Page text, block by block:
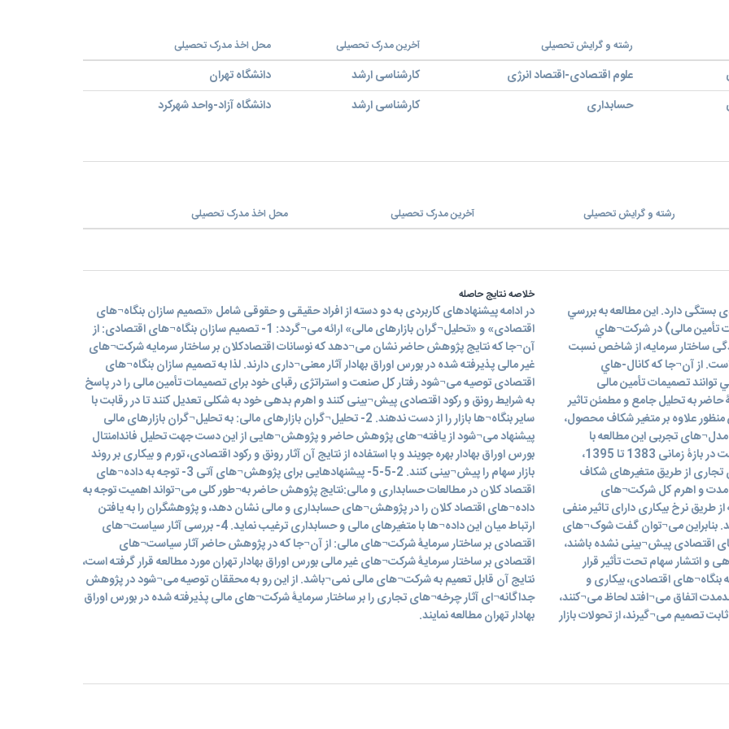
رشته و گرایش تحصیلی آخرین مدرک تحصیلی محل اخذ مدرک تحصیلی
علوم اقتصادی-اقتصاد انرژی کارشناسی ارشد
دانشگاه تهران
حسابداری کارشناسی ارشد دانشگاه آزاد-واحد شهرکرد
رشته و گرایش تحصیلی آخرین مدرک تحصیلی محل اخذ مدرک تحصیلی
بستگی دارد. اين مطالعه به بررسي
تأمین مالی) در شركت¬هاي
ساختار سرمایه، از شاخص نسبت
از آن¬جا كه كانال-هاي
تصمیمات تأمین مالی
به تحليل جامع و مطمئن تاثير
علاوه بر متغیر شکاف محصول،
تجربی این مطالعه با
استفاده از تكنيكهای اقتصادسنجي داده هاي پانل برای 168 شرکت در بازۀ زمانی 1383 تا 1395،
تجاری از طریق متغیرهای شکاف
و اهرم کل شرکت¬های
طریق نرخ بیکاری دارای تاثیر منفی
بنابراین می¬توان گفت شوک¬های
اقتصادی پیش¬بینی نشده باشند،
و انتشار سهام تحت تأثیر قرار
اقتصادی، بیکاری و
اتفاق می¬افتد لحاظ می¬کنند،
تصمیم می¬گیرند، از تحولات بازار
خلاصه نتایج حاصله
در ادامه پیشنهادهای کاربردی به دو دسته از افراد حقیقی و حقوقی شامل «تصمیم سازان بنگاه¬های
اقتصادی» و «تحلیل¬گران بازارهای مالی» ارائه می¬گردد: 1- تصمیم سازان بنگاه¬های اقتصادی: از
آن¬جا که نتایج پژوهش حاضر نشان می¬دهد که نوسانات اقتصادکلان بر ساختار سرمایه شرکت¬های
غیر مالی پذیرفته شده در بورس اوراق بهادار آثار معنی¬داری دارند. لذا به تصمیم سازان بنگاه¬های
اقتصادی توصیه می¬شود رفتار کل صنعت و استراتژی رقبای خود برای تصمیمات تأمین مالی را در پاسخ
به شرایط رونق و رکود اقتصادی پیش¬بینی کنند و اهرم بدهی خود به شکلی تعدیل کنند تا در رقابت با
سایر بنگاه¬ها بازار را از دست ندهند. 2- تحلیل¬گران بازارهای مالی: به تحلیل¬گران بازارهای مالی
پیشنهاد می¬شود از یافته¬های پژوهش حاضر و پژوهش¬هایی از این دست جهت تحلیل فاندامنتال
بورس اوراق بهادار بهره جویند و با استفاده از نتایج آن آثار رونق و رکود اقتصادی، تورم و بیکاری بر روند
بازار سهام را پیش¬بینی کنند. 2-5-5- پیشنهادهایی برای پژوهش¬های آتی 3- توجه به داده¬های
اقتصاد کلان در مطالعات حسابداری و مالی:نتایج پژوهش حاضر به¬طور کلی می¬تواند اهمیت توجه به
داده¬های اقتصاد کلان را در پژوهش¬های حسابداری و مالی نشان دهد، و پژوهشگران را به یافتن
ارتباط میان این داده¬ها با متغیرهای مالی و حسابداری ترغیب نماید. 4- بررسی آثار سیاست¬های
اقتصادی بر ساختار سرمایۀ شرکت¬های مالی: از آن¬جا که در پژوهش حاضر آثار سیاست¬های
اقتصادی بر ساختار سرمایۀ شرکت¬های غیر مالی بورس اوراق بهادار تهران مورد مطالعه قرار گرفته است،
نتایج آن قابل تعمیم به شرکت¬های مالی نمی¬باشد. از این رو به محققان توصیه می¬شود در پژوهش
جداگانه¬ای آثار چرخه¬های تجاری را بر ساختار سرمایۀ شرکت¬های مالی پذیرفته شده در بورس اوراق
بهادار تهران مطالعه نمایند.